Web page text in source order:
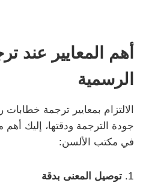
أهم المعايير عند
الرسمية
الالتزام بمعايير ترجمة
جودة الترجمة ودقتها، إليك أهم
في مكتب الألسن:
توصيل المعنى بدقة